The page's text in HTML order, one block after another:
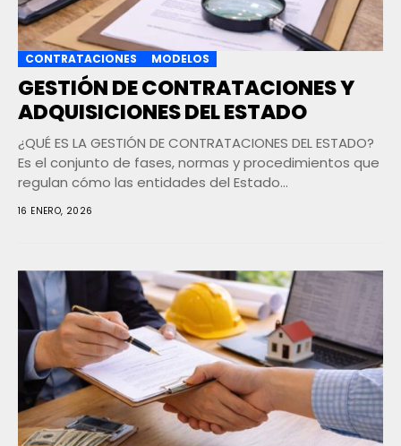
CONTRATACIONES MODELOS
GESTIÓN DE CONTRATACIONES Y
ADQUISICIONES DEL ESTADO
¿QUÉ ES LA GESTIÓN DE CONTRATACIONES DEL ESTADO?
Es el conjunto de fases, normas y procedimientos que
regulan cómo las entidades del Estado...
16 ENERO, 2026